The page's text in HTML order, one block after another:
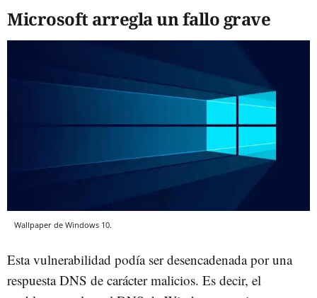
Microsoft arregla un fallo grave
Wallpaper de Windows 10.
Esta vulnerabilidad podía ser desencadenada por una
respuesta DNS de carácter malicios. Es decir, el